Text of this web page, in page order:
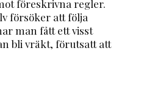
föreskrivna regler.
försöker att följa
man fått ett visst
bli vräkt, förutsatt att